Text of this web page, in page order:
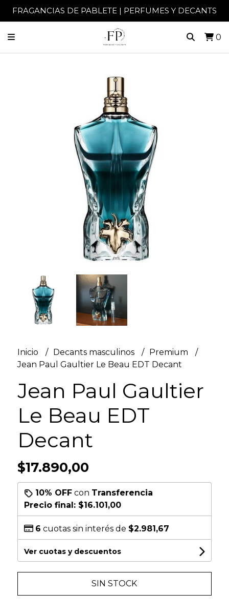
FRAGANCIAS DE PABLETE | PERFUMES Y DECANTS
0
Inicio Decants masculinos
Premium
Jean Paul Gaultier Le Beau EDT Decant
Jean Paul Gaultier
Le Beau EDT
Decant
$17.890,00
10% OFFcon Transferencia
Precio final: $16.101,00
6 cuotas sin interés de $2.981,67
Ver cuotas y descuentos
SIN STOCK